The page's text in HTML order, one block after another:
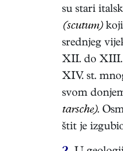
su stari
(scutum)koji
srednjeg
XII. do XIII.
XIV. st.
svom
tarsche).
štit je